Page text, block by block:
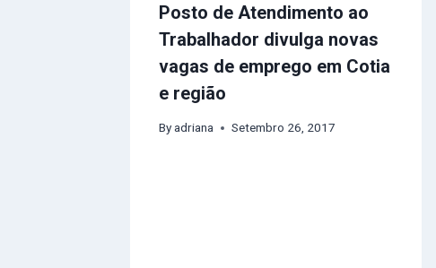
Posto de Atendimento ao
Trabalhador divulga novas
vagas de emprego em Cotia
e região
Byadriana Setembro 26, 2017